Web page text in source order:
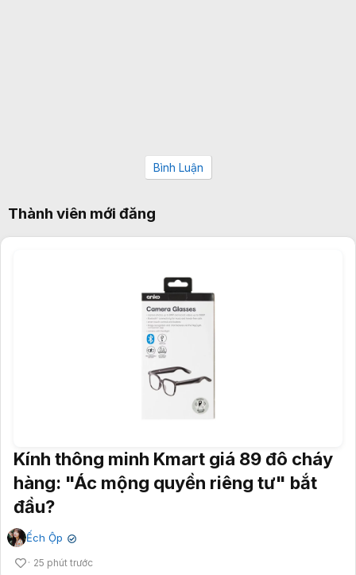
Bình Luận
Thành viên mới đăng
Kính thông minh Kmart giá 89 đô cháy
hàng: "Ác mộng quyền riêng tư" bắt
đầu?
Ếch Ộp ✔
25 phút trước